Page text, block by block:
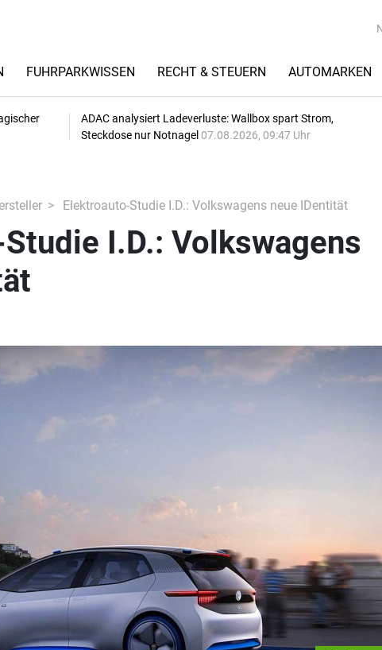
FUHRPARKWISSEN RECHT & STEUERN AUTOMARKEN
ADAC analysiert Ladeverluste: Wallbox spart Strom,
Steckdose nur Notnagel 07.08.2026, 09:47 Uhr
Elektroauto-Studie I.D.: Volkswagens neue IDentität
I.D.: Volkswagens